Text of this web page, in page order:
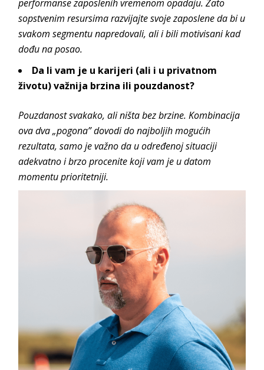
performanse zaposlenih vremenom opadaju. Zato
sopstvenim resursima razvijajte svoje zaposlene da bi u
svakom segmentu napredovali, ali i bili motivisani kad
dođu na posao.
Da li vam je u karijeri (ali i u privatnom
životu) važnija brzina ili pouzdanost?
Pouzdanost svakako, ali ništa bez brzine. Kombinacija
ova dva „pogona” dovodi do najboljih mogućih
rezultata, samo je važno da u određenoj situaciji
adekvatno i brzo procenite koji vam je u datom
momentu prioritetniji.